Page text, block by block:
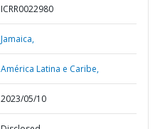
ICRR0022980
Jamaica,
América Latina e Caribe,
2023/05/10